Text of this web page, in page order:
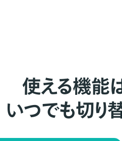
使える機能
いつでも切り